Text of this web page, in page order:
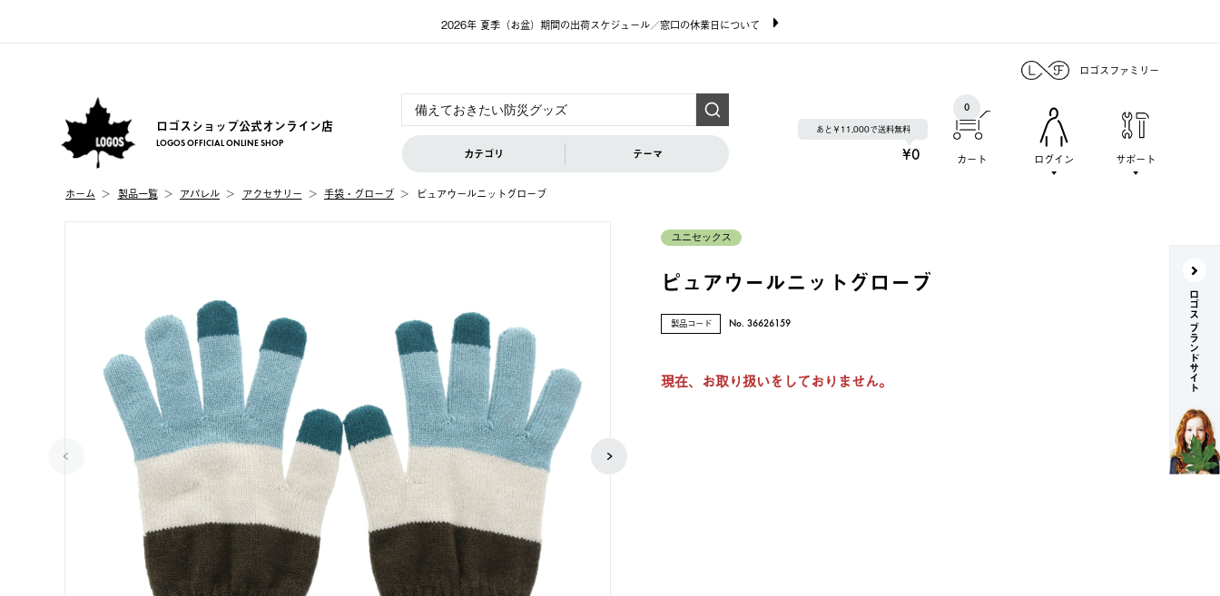
2026年 夏季（お盆）期間の出荷スケジュール／窓口の休業日について
ロゴスファミリー
ロゴスショップ公式オンライン店
LOGOS OFFICIAL ONLINE SHOP
カテゴリ テーマ
あと￥11,000で送料無料
¥0 カート
0
ログイン サポート
ホーム 製品⼀覧 アパレル アクセサリー 手袋・グローブ ピュアウールニットグローブ
ユニセックス
ピュアウールニットグローブ
製品コード No. 36626159
現在、お取り扱いをしておりません。 ロゴス ブランドサイト